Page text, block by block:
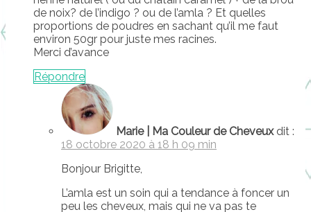
de noix? de l’indigo ? ou de l’amla ? Et quelles
proportions de poudres en sachant qu’il me faut
environ 50gr pour juste mes racines.
Merci d’avance
Répondre
Marie | Ma Couleur de Cheveux dit :
18 octobre 2020 à 18 h 09 min
Bonjour Brigitte,
L’amla est un soin qui a tendance à foncer un
peu les cheveux, mais qui ne va pas te